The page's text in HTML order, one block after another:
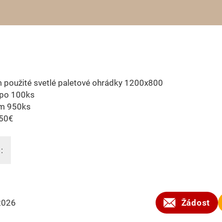
použité svetlé paletové ohrádky 1200x800
100ks
950ks
Žádost